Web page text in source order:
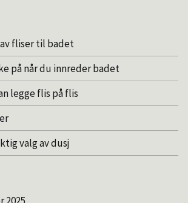
fliser til badet
på når du innreder badet
legge flis på flis
valg av dusj